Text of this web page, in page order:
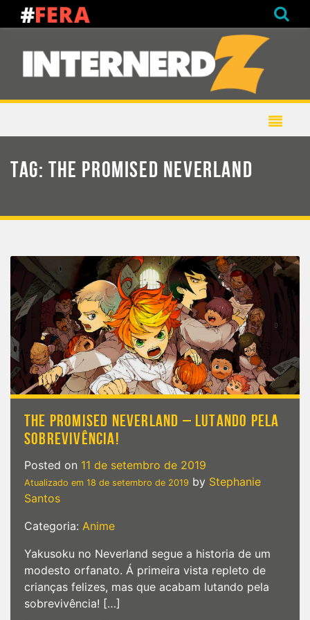
TAG: THE PROMISED NEVERLAND
THE PROMISED NEVERLAND – LUTANDO PELA
SOBREVIVÊNCIA!
Posted on 11 de setembro de 2019
Atualizado em 18 de setembro de 2019 by Stephanie
Santos
Categoria: Anime
Yakusoku no Neverland segue a historia de um
modesto orfanato. Á primeira vista repleto de
crianças felizes, mas que acabam lutando pela
sobrevivência! […]